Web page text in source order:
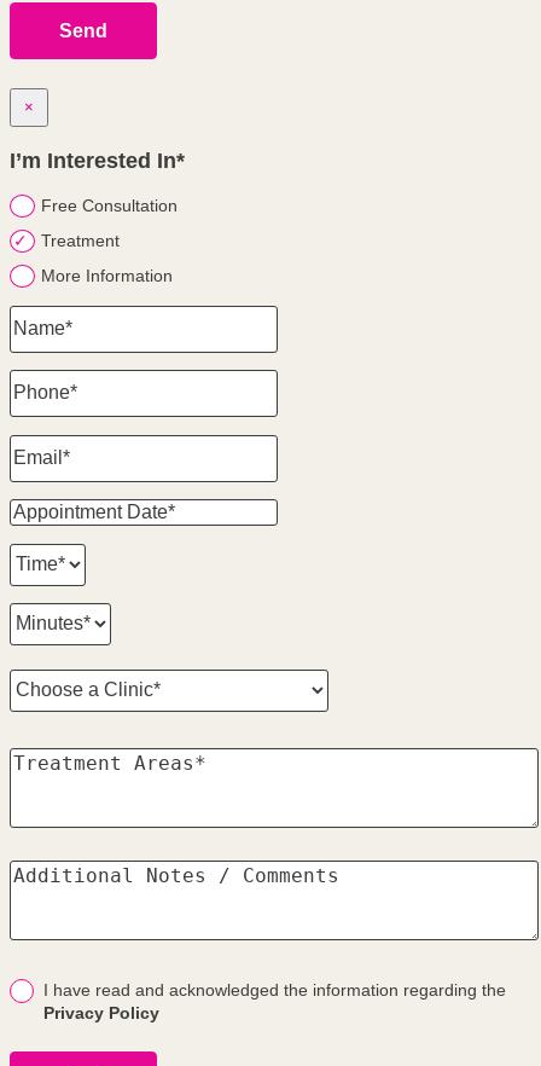
×
I’m Interested In*
Free Consultation
Treatment
More Information
I have read and acknowledged the information regarding the
Privacy Policy